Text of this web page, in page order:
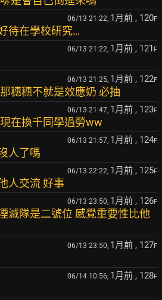
06/13 21:22, 1月前 , 120F
待在學校研究…
06/13 21:22, 1月前 , 121 F
06/13 21:25, 1月前 , 122F
穗穗不就是效應奶 必抽
06/13 21:47, 1月前 , 123F
在換千同學過勞ww
06/13 21:57, 1月前 , 124F
人了嗎
06/13 22:22, 1月前 , 125F
人交流 好事
06/13 23:50, 1月前 , 126F
滅隊是二號位 感覺重要性比他
06/13 23:50, 1月前 , 127F
06/14 10:56, 1月前 , 128F